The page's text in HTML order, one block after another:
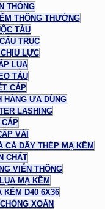
THÔNG
THÔNG THƯỜNG
TÀU
TRỤC
LỰC
LỤA
TÀU
CÁP
HÀNG ƯA DÙNG
LASHING
CÁP
VẢI
CẢ DÂY THÉP MẠ KẼM
CHẤT
VIỄN THÔNG
MẠ KẼM
KẼM D40 6X36
XOẮN